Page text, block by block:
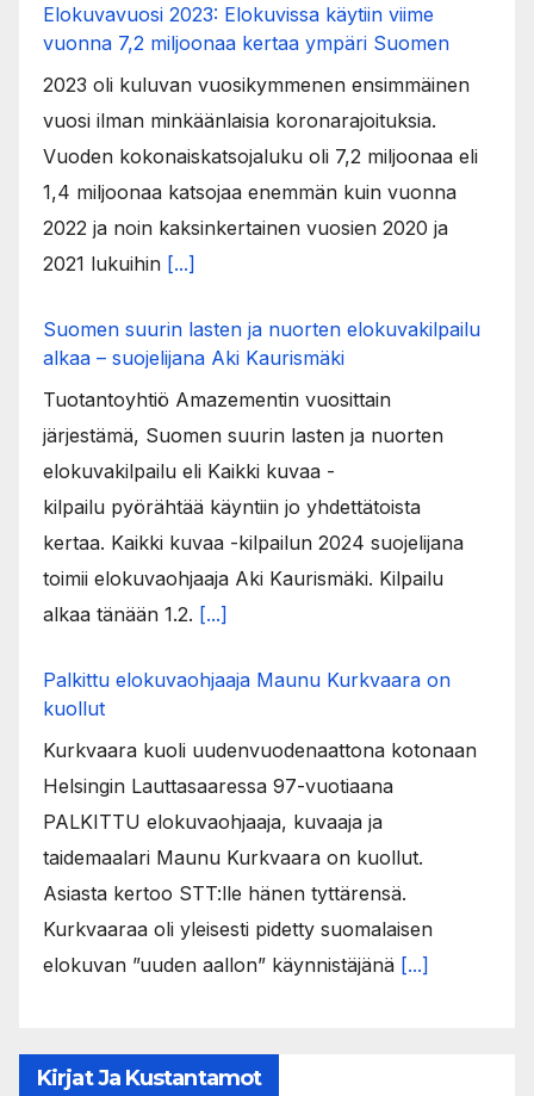
Elokuvavuosi 2023: Elokuvissa käytiin viime
vuonna 7,2 miljoonaa kertaa ympäri Suomen
2023 oli kuluvan vuosikymmenen ensimmäinen
vuosi ilman minkäänlaisia koronarajoituksia.
Vuoden kokonaiskatsojaluku oli 7,2 miljoonaa eli
1,4 miljoonaa katsojaa enemmän kuin vuonna
2022 ja noin kaksinkertainen vuosien 2020 ja
2021 lukuihin [...]
Suomen suurin lasten ja nuorten elokuvakilpailu
alkaa – suojelijana Aki Kaurismäki
Tuotantoyhtiö Amazementin vuosittain
järjestämä, Suomen suurin lasten ja nuorten
elokuvakilpailu eli Kaikki kuvaa -
kilpailu pyörähtää käyntiin jo yhdettätoista
kertaa. Kaikki kuvaa -kilpailun 2024 suojelijana
toimii elokuvaohjaaja Aki Kaurismäki. Kilpailu
alkaa tänään 1.2. [...]
Palkittu elokuvaohjaaja Maunu Kurkvaara on
kuollut
Kurkvaara kuoli uudenvuodenaattona kotonaan
Helsingin Lauttasaaressa 97-vuotiaana
PALKITTU elokuvaohjaaja, kuvaaja ja
taidemaalari Maunu Kurkvaara on kuollut.
Asiasta kertoo STT:lle hänen tyttärensä.
Kurkvaaraa oli yleisesti pidetty suomalaisen
elokuvan ”uuden aallon” käynnistäjänä [...]
Kirjat Ja Kustantamot